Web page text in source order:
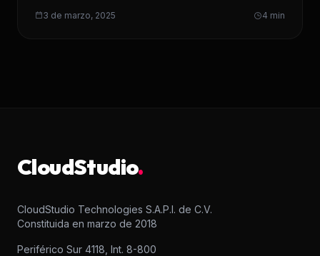
3 de marzo, 2025 4 min
CloudStudio.
CloudStudio Technologies S.A.P.I. de C.V.
Constituida en marzo de 2018
Periférico Sur 4118, Int. 8-800